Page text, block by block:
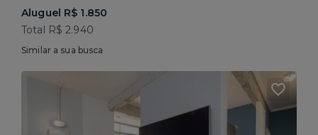
Aluguel R$ 1.850
Total R$ 2.940
Similar a sua busca